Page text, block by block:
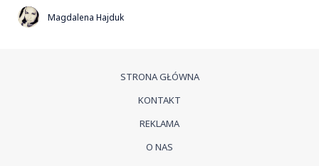
Magdalena Hajduk
STRONA GŁÓWNA
KONTAKT
REKLAMA
O NAS